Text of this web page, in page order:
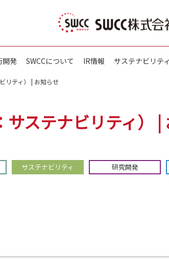
開発 SWCCについて IR情報 サステナビリティ
リティ） | お知らせ
ステナビリティ） |
サステナビリティ 研究開発